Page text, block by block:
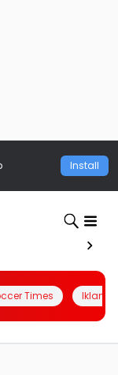
Install
Times Iklanin